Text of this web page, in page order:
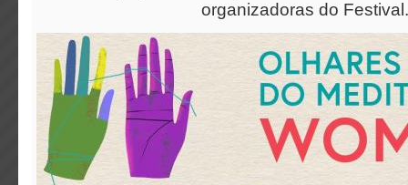
organizadoras do Festival.